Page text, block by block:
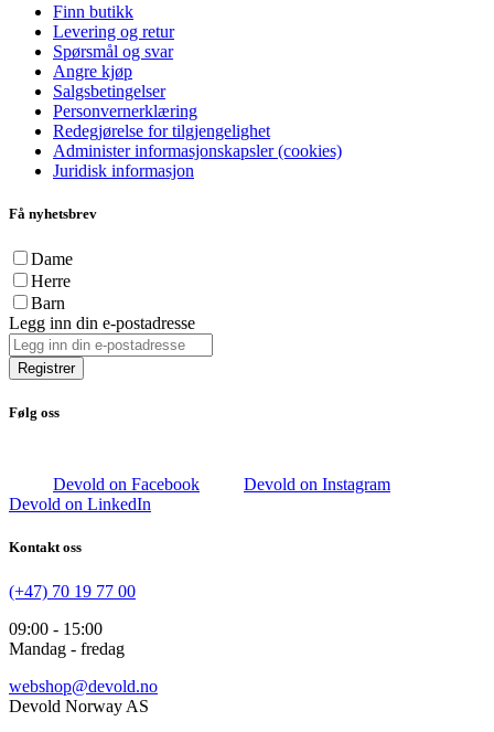
Finn butikk
Levering og retur
Spørsmål og svar
Angre kjøp
Salgsbetingelser
Personvernerklæring
Redegjørelse for tilgjengelighet
Administer informasjonskapsler (cookies)
Juridisk informasjon
Få nyhetsbrev
Dame
Herre
Barn
Legg inn din e-postadresse
Registrer
Følg oss
Devold on Facebook
Devold on Instagram
Devold on LinkedIn
Kontakt oss
(+47) 70 19 77 00
09:00 - 15:00
Mandag - fredag
webshop@devold.no
Devold Norway AS